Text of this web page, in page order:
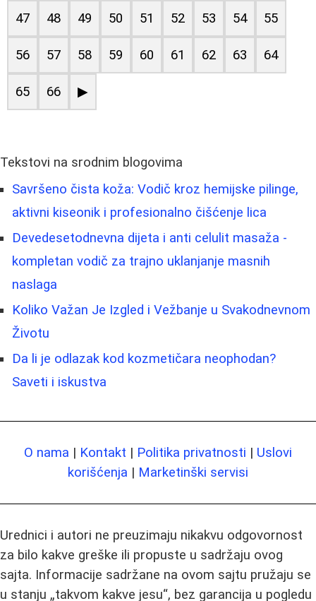
47 48 49 50 51 52 53 54 55
56 57 58 59 60 61 62 63 64
65 66 ▶
Tekstovi na srodnim blogovima
Savršeno čista koža: Vodič kroz hemijske pilinge,
aktivni kiseonik i profesionalno čišćenje lica
Devedesetodnevna dijeta i anti celulit masaža -
kompletan vodič za trajno uklanjanje masnih
naslaga
Koliko Važan Je Izgled i Vežbanje u Svakodnevnom
Životu
Da li je odlazak kod kozmetičara neophodan?
Saveti i iskustva
O nama | Kontakt | Politika privatnosti | Uslovi
korišćenja | Marketinški servisi
Urednici i autori ne preuzimaju nikakvu odgovornost
za bilo kakve greške ili propuste u sadržaju ovog
sajta. Informacije sadržane na ovom sajtu pružaju se
u stanju „takvom kakve jesu“, bez garancija u pogledu